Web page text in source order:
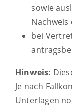
sowie
bei
Hinweis:
Je nach
Unterlagen